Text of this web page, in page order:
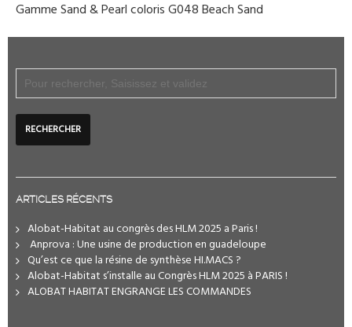
Gamme Sand & Pearl coloris G048 Beach Sand
ARTICLES RÉCENTS
Alobat-Habitat au congrès des HLM 2025 a Paris !
️ Anprova : Une usine de production en guadeloupe
Qu’est ce que la résine de synthèse HI.MACS ?
Alobat-Habitat s’installe au Congrès HLM 2025 à PARIS !
ALOBAT HABITAT ENGRANGE LES COMMANDES